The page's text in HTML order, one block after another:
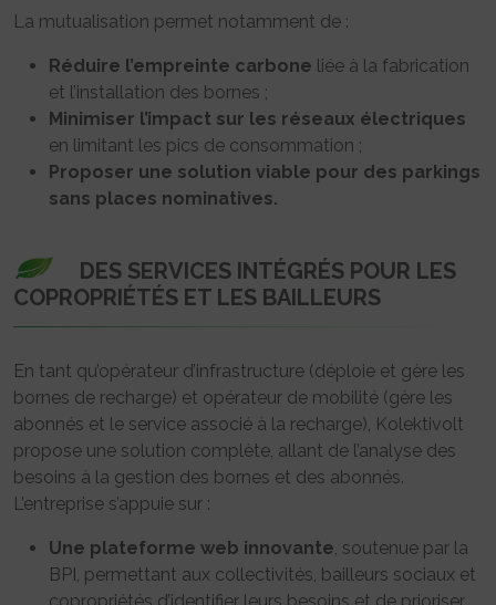
La mutualisation permet notamment de :
Réduire l’empreinte carbone liée à la fabrication
et l’installation des bornes ;
Minimiser l’impact sur les réseaux électriques
en limitant les pics de consommation ;
Proposer une solution viable pour des parkings
sans places nominatives.
DES SERVICES INTÉGRÉS POUR LES
COPROPRIÉTÉS ET LES BAILLEURS
En tant qu’opérateur d’infrastructure (déploie et gère les
bornes de recharge) et opérateur de mobilité (gère les
abonnés et le service associé à la recharge), Kolektivolt
propose une solution complète, allant de l’analyse des
besoins à la gestion des bornes et des abonnés.
L’entreprise s’appuie sur :
Une plateforme web innovante, soutenue par la
BPI, permettant aux collectivités, bailleurs sociaux et